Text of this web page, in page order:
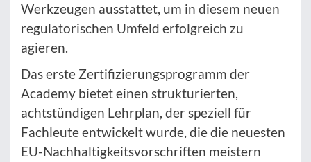
Werkzeugen ausstattet, um in diesem neuen
regulatorischen Umfeld erfolgreich zu
agieren.
Das erste Zertifizierungsprogramm der
Academy bietet einen strukturierten,
achtstündigen Lehrplan, der speziell für
Fachleute entwickelt wurde, die die neuesten
EU-Nachhaltigkeitsvorschriften meistern